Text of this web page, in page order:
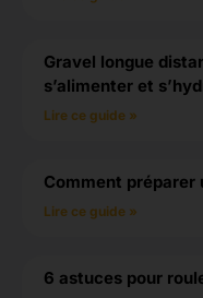
Gravel longue
s’alimenter et
Lire ce guide »
Comment préparer
Lire ce guide »
6 astuces pour